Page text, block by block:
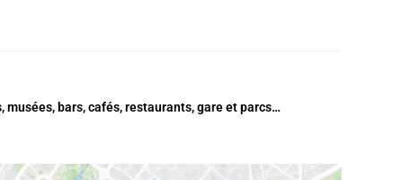
musées, bars, cafés, restaurants, gare et parcs…